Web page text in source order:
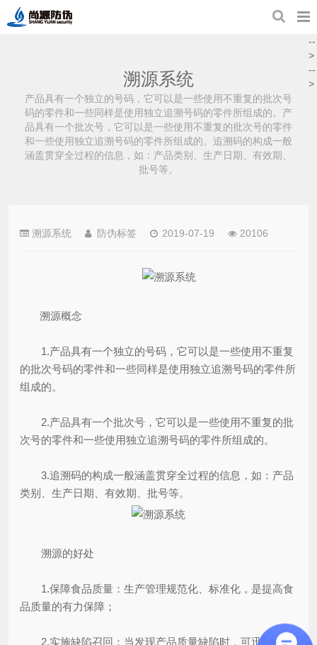
溯源系统
产品具有一个独立的号码，它可以是一些使用不重复的批次号
码的零件和一些同样是使用独立追溯号码的零件所组成的。产
品具有一个批次号，它可以是一些使用不重复的批次号的零件
和一些使用独立追溯号码的零件所组成的。追溯码的构成一般
涵盖贯穿全过程的信息，如：产品类别、生产日期、有效期、
批号等。
溯源系统 防伪标签 2019-07-19 20106
溯源概念
1.产品具有一个独立的号码，它可以是一些使用不重复
的批次号码的零件和一些同样是使用独立追溯号码的零件所
组成的。
2.产品具有一个批次号，它可以是一些使用不重复的批
次号的零件和一些使用独立追溯号码的零件所组成的。
3.追溯码的构成一般涵盖贯穿全过程的信息，如：产品
类别、生产日期、有效期、批号等。
溯源的好处
1.保障食品质量：生产管理规范化、标准化，是提高食
品质量的有力保障；
2.实施缺陷召回：当发现产品质量缺陷时，可迅速实现
--
>
--
>